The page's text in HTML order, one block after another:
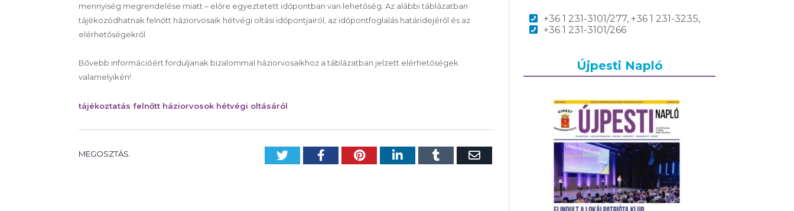
mennyiség megrendelése miatt – előre egyeztetett időpontban van lehetőség. Az alábbi táblázatban
tájékozódhatnak felnőtt háziorvosaik hétvégi oltási időpontjairól, az időpontfoglalás határidejéről és az
elérhetőségekről.
Bővebb információért forduljanak bizalommal háziorvosaikhoz a táblázatban jelzett elérhetőségek
valamelyikén!
tájékoztatás felnőtt háziorvosok hétvégi oltásáról
MEGOSZTÁS. TwitterFacebookPinterest
LinkedInTumblrEmail
+36 1 231-3101/277, +36 1 231-3235,
+36 1 231-3101/266
Újpesti Napló